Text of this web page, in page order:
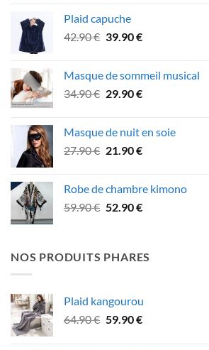
Plaid capuche
42.90€ Le
était :
42.90 €.
39.90€Le
est :
39.90 €.
Masque de sommeil musical
34.90€ Le
était :
34.90 €.
29.90€Le
est :
29.90 €.
Masque de nuit en soie
27.90€ Le
était :
27.90 €.
21.90€Le
est :
21.90 €.
Robe de chambre kimono
59.90€ Le
était :
59.90 €.
52.90€Le
est :
52.90 €.
NOS PRODUITS PHARES
Plaid kangourou
64.90€ Le
59.90€Le